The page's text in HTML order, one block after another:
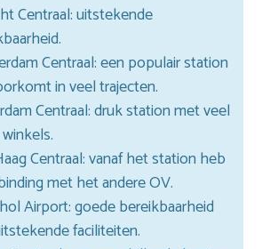
Centraal: uitstekende
Centraal: een populair station
in veel trajecten.
Centraal: druk station met veel
Centraal: vanaf het station heb
met het andere OV.
Airport: goede bereikbaarheid
faciliteiten.